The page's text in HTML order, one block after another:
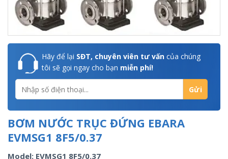
Hãy để lại SĐT, chuyên viên tư vấn của chúng
tôi sẽ gọi ngay cho bạn miễn phí!
BƠM NƯỚC TRỤC ĐỨNG EBARA
EVMSG1 8F5/0.37
Model: EVMSG1 8F5/0.37